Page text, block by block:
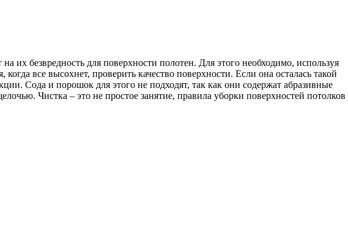
их безвредность для поверхности полотен. Для этого необходимо, используя
все высохнет, проверить качество поверхности. Если она осталась такой
Сода и порошок для этого не подходят, так как они содержат абразивные
Чистка – это не простое занятие, правила уборки поверхностей потолков